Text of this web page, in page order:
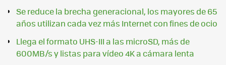
Se reduce la brecha generacional, los mayores de 65
años utilizan cada vez más Internet con fines de ocio
Llega el formato UHS-III a las microSD, más de
600MB/s y listas para vídeo 4K a cámara lenta